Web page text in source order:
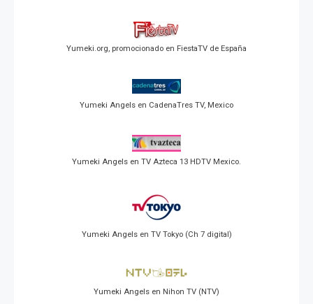
Yumeki.org, promocionado en FiestaTV de España
Yumeki Angels en CadenaTres TV, Mexico
Yumeki Angels en TV Azteca 13 HDTV Mexico.
Yumeki Angels en TV Tokyo (Ch 7 digital)
Yumeki Angels en Nihon TV (NTV)